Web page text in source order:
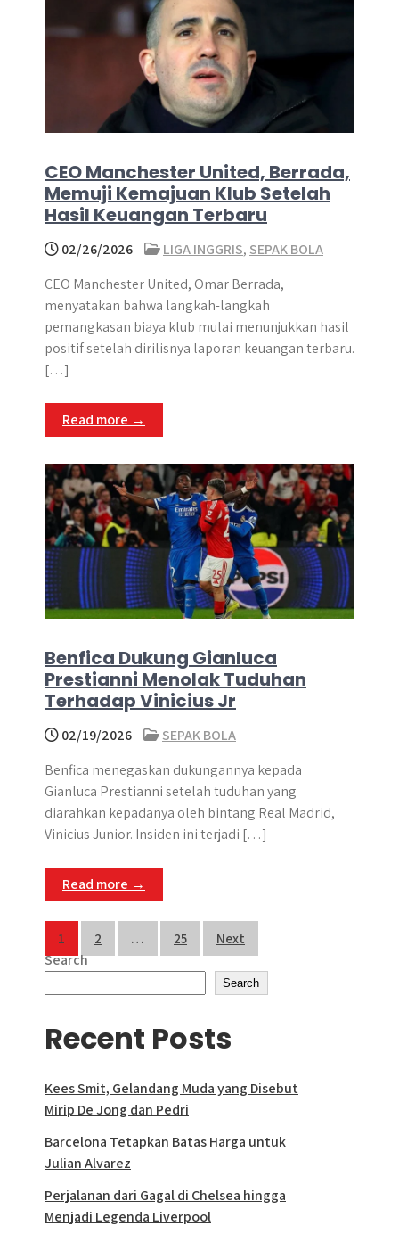
CEO Manchester United, Berrada,
Memuji Kemajuan Klub Setelah
Hasil Keuangan Terbaru
02/26/2026 LIGA INGGRIS, SEPAK BOLA
CEO Manchester United, Omar Berrada,
menyatakan bahwa langkah-langkah
pemangkasan biaya klub mulai menunjukkan hasil
positif setelah dirilisnya laporan keuangan terbaru.
[…]
Read more →
Benfica Dukung Gianluca
Prestianni Menolak Tuduhan
Terhadap Vinicius Jr
02/19/2026
SEPAK BOLA
Benfica menegaskan dukungannya kepada
Gianluca Prestianni setelah tuduhan yang
diarahkan kepadanya oleh bintang Real Madrid,
Vinicius Junior. Insiden ini terjadi […]
Read more →
Posts
pagination
1 2 … 25 Next
Search
Search
Recent Posts
Kees Smit, Gelandang Muda yang Disebut
Mirip De Jong dan Pedri
Barcelona Tetapkan Batas Harga untuk
Julian Alvarez
Perjalanan dari Gagal di Chelsea hingga
Menjadi Legenda Liverpool